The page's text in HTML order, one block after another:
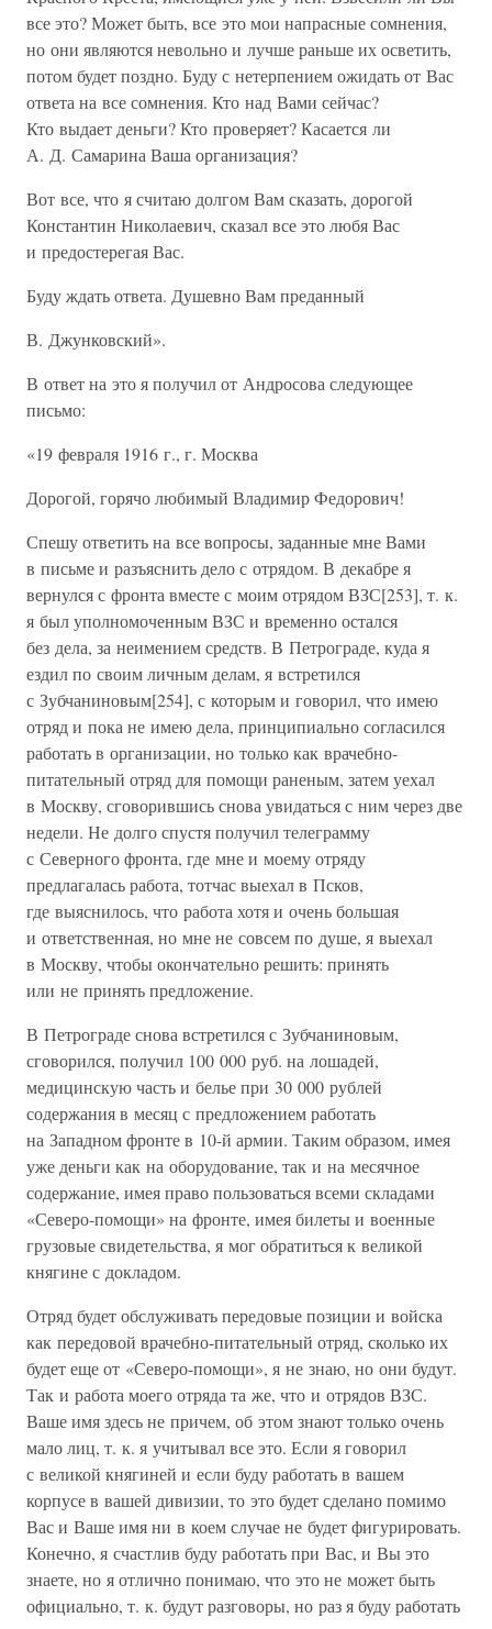
все это? Может быть, все это мои напрасные сомнения,
но они являются невольно и лучше раньше их осветить,
потом будет поздно. Буду с нетерпением ожидать от Вас
ответа на все сомнения. Кто над Вами сейчас?
Кто выдает деньги? Кто проверяет? Касается ли
А. Д. Самарина Ваша организация?
Вот все, что я считаю долгом Вам сказать, дорогой
Константин Николаевич, сказал все это любя Вас
и предостерегая Вас.
Буду ждать ответа. Душевно Вам преданный
В. Джунковский».
В ответ на это я получил от Андросова следующее
письмо:
«19 февраля 1916 г., г. Москва
Дорогой, горячо любимый Владимир Федорович!
Спешу ответить на все вопросы, заданные мне Вами
в письме и разъяснить дело с отрядом. В декабре я
вернулся с фронта вместе с моим отрядом ВЗС[253], т. к.
я был уполномоченным ВЗС и временно остался
без дела, за неимением средств. В Петрограде, куда я
ездил по своим личным делам, я встретился
с Зубчаниновым[254], с которым и говорил, что имею
отряд и пока не имею дела, принципиально согласился
работать в организации, но только как врачебно-
питательный отряд для помощи раненым, затем уехал
в Москву, сговорившись снова увидаться с ним через две
недели. Не долго спустя получил телеграмму
с Северного фронта, где мне и моему отряду
предлагалась работа, тотчас выехал в Псков,
где выяснилось, что работа хотя и очень большая
и ответственная, но мне не совсем по душе, я выехал
в Москву, чтобы окончательно решить: принять
или не принять предложение.
В Петрограде снова встретился с Зубчаниновым,
сговорился, получил 100 000 руб. на лошадей,
медицинскую часть и белье при 30 000 рублей
содержания в месяц с предложением работать
на Западном фронте в 10-й армии. Таким образом, имея
уже деньги как на оборудование, так и на месячное
содержание, имея право пользоваться всеми складами
«Северо-помощи» на фронте, имея билеты и военные
грузовые свидетельства, я мог обратиться к великой
княгине с докладом.
Отряд будет обслуживать передовые позиции и войска
как передовой врачебно-питательный отряд, сколько их
будет еще от «Северо-помощи», я не знаю, но они будут.
Так и работа моего отряда та же, что и отрядов ВЗС.
Ваше имя здесь не причем, об этом знают только очень
мало лиц, т. к. я учитывал все это. Если я говорил
с великой княгиней и если буду работать в вашем
корпусе в вашей дивизии, то это будет сделано помимо
Вас и Ваше имя ни в коем случае не будет фигурировать.
Конечно, я счастлив буду работать при Вас, и Вы это
знаете, но я отлично понимаю, что это не может быть
официально, т. к. будут разговоры, но раз я буду работать